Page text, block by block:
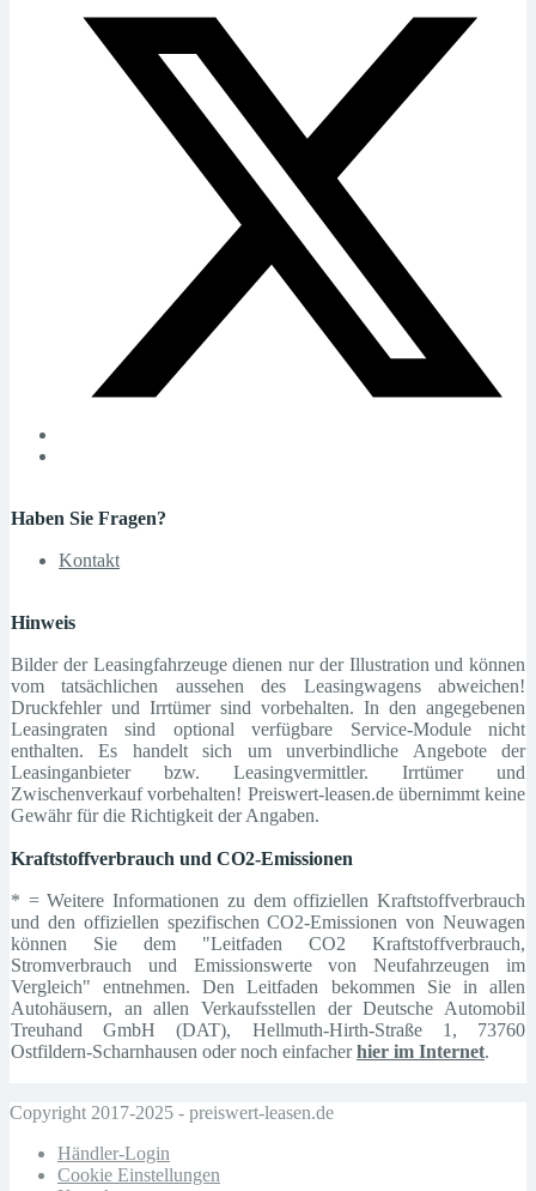
Haben Sie Fragen?
Kontakt
Hinweis
Bilder der Leasingfahrzeuge dienen nur der Illustration und können
vom tatsächlichen aussehen des Leasingwagens abweichen!
Druckfehler und Irrtümer sind vorbehalten. In den angegebenen
Leasingraten sind optional verfügbare Service-Module nicht
enthalten. Es handelt sich um unverbindliche Angebote der
Leasinganbieter bzw. Leasingvermittler. Irrtümer und
Zwischenverkauf vorbehalten! Preiswert-leasen.de übernimmt keine
Gewähr für die Richtigkeit der Angaben.
Kraftstoffverbrauch und CO2-Emissionen
* = Weitere Informationen zu dem offiziellen Kraftstoffverbrauch
und den offiziellen spezifischen CO2-Emissionen von Neuwagen
können Sie dem "Leitfaden CO2 Kraftstoffverbrauch,
Stromverbrauch und Emissionswerte von Neufahrzeugen im
Vergleich" entnehmen. Den Leitfaden bekommen Sie in allen
Autohäusern, an allen Verkaufsstellen der Deutsche Automobil
Treuhand GmbH (DAT), Hellmuth-Hirth-Straße 1, 73760
Ostfildern-Scharnhausen oder noch einfacherhier im Internet.
Copyright 2017-2025 - preiswert-leasen.de
Händler-Login
Cookie Einstellungen